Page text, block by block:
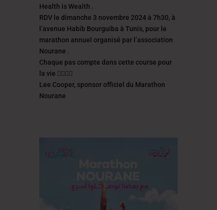
Health is Wealth .
RDV le dimanche 3 novembre 2024 à 7h30, à
l’avenue Habib Bourguiba à Tunis, pour le
marathon annuel organisé par l’association
Nourane .
Chaque pas compte dans cette course pour
la vie 🏃‍♂️🏃‍♀️
Lee Cooper, sponsor officiel du Marathon
Nourane